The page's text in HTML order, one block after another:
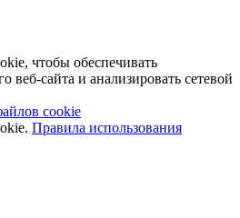
чтобы обеспечивать
веб-сайта и анализировать сетевой
cookie
Правила использования